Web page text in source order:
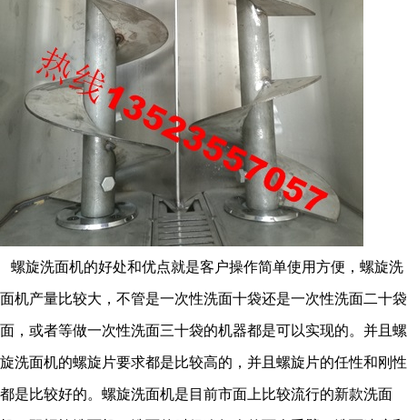
螺旋洗面机的好处和优点就是客户操作简单使用方便，螺旋洗
面机产量比较大，不管是一次性洗面十袋还是一次性洗面二十袋
面，或者等做一次性洗面三十袋的机器都是可以实现的。并且螺
旋洗面机的螺旋片要求都是比较高的，并且螺旋片的任性和刚性
都是比较好的。螺旋洗面机是目前市面上比较流行的新款洗面